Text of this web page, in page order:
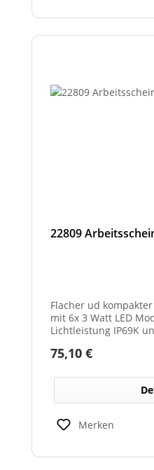
Einsatzfahrten.
22809
Flacher ud
mit 6x 3 Watt LED
Lichtleistung IP69K
Scheinwerfer auch
der StVO zugelassen.
Regulärer Preis:
75,10 €
Merken